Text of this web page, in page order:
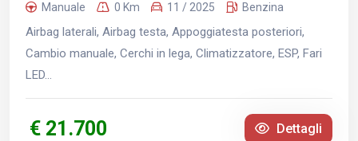
Manuale 0 Km 11 / 2025 Benzina
Airbag laterali, Airbag testa, Appoggiatesta posteriori,
Cambio manuale, Cerchi in lega, Climatizzatore, ESP, Fari
LED...
€ 21.700 Dettagli